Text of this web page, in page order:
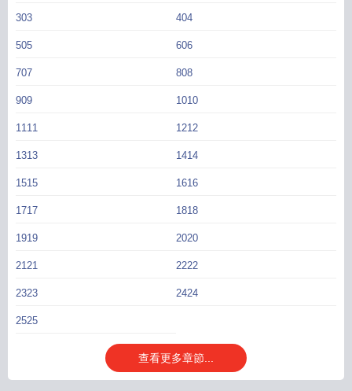
立海大網球社的正選時，仁王心裡還美滋滋的，他對柳生炫耀道，“看我弟弟，為
地跟人通着電話，“哼哼，我也是正選了，在比賽場上我可不會讓着你哦。”
“雖然你是我男朋友，但我也不會讓着你呢。” 電話那頭的聲音傳進柳生和仁王
啊，雅治。” “啊啊啊啊啊啊是誰？！那個人是誰？！” 仁王瘋了一樣追着
歐豆豆逼問。 食用指南： 1.主角是陰陽師，有抓鬼打妖的劇情，cp是不
的病私設成惡鬼纏身，會被主角“治”好。 4.除主角這對cp外，沒有副cp。本文
303 404
505 606
707 808
909 1010
1111 1212
1313 1414
1515 1616
1717 1818
1919 2020
2121 2222
2323 2424
2525
查看更多章節...